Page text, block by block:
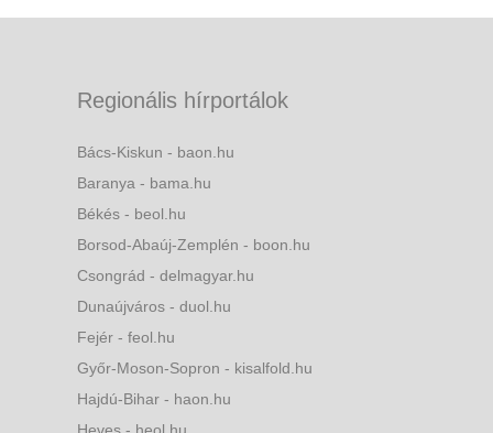
Regionális hírportálok
Bács-Kiskun - baon.hu
Baranya - bama.hu
Békés - beol.hu
Borsod-Abaúj-Zemplén - boon.hu
Csongrád - delmagyar.hu
Dunaújváros - duol.hu
Fejér - feol.hu
Győr-Moson-Sopron - kisalfold.hu
Hajdú-Bihar - haon.hu